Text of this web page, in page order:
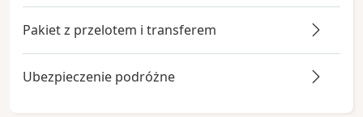
Pakiet z przelotem i transferem
Ubezpieczenie podróżne